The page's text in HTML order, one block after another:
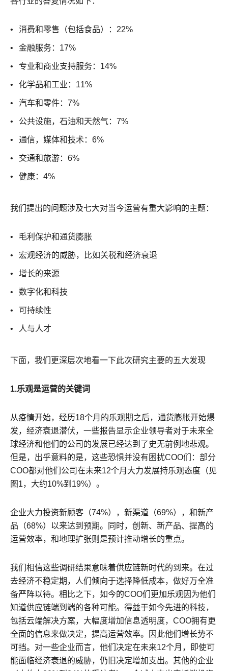
消费和零售（包括食品）：22%
金融服务：17%
专业和商业支持服务：14%
化学品和工业：11%
汽车和零件：7%
公共设施，石油和天然气：7%
通信，媒体和技术：6%
交通和旅游：6%
健康：4%
我们提出的问题涉及七大对当今运营有重大影响的主题：
毛利保护和通货膨胀
宏观经济的威胁，比如关税和经济衰退
增长的来源
数字化和科技
可持续性
人与人才
下面，我们更深层次地看一下此次研究主要的五大发现
1.乐观是运营的关键词
从疫情开始，经历18个月的乐观期之后，通货膨胀开始爆
发，经济衰退潜伏，一些报告显示企业领导者对于未来全
球经济和他们的公司的发展已经达到了史无前例地悲观。
但是，出乎意料的是，这些恐惧并没有困扰COO们：部分
COO都对他们公司在未来12个月大力发展持乐观态度（见
图1，大约10%到19%）。
企业大力投资新顾客（74%），新渠道（69%），和新产
品（68%）以来达到预期。同时，创新、新产品、提高的
运营效率，和地理扩张则是预计推动增长的重点。
我们相信这些调研结果意味着供应链新时代的到来。在过
去经济不稳定期，人们倾向于选择降低成本，做好万全准
备严阵以待。相比之下，如今的COO们更加乐观因为他们
知道供应链端到端的各种可能。得益于如今先进的科技，
包括云端解决方案，大幅度增加信息透明度，COO拥有更
全面的信息来做决定，提高运营效率。因此他们增长势不
可挡。对一些企业而言，他们决定在未来12个月，即使可
能面临经济衰退的威胁，仍旧决定增加支出。其他的企业